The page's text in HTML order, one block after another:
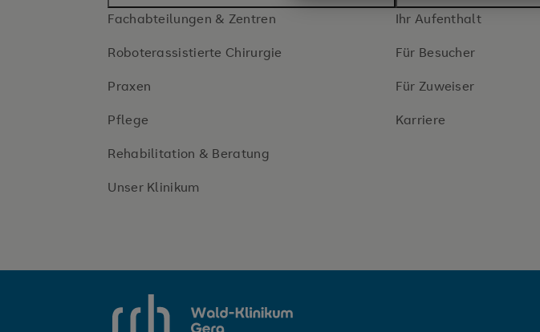
Fachabteilungen & Zentren
Roboterassistierte Chirurgie
Praxen
Pflege
Rehabilitation & Beratung
Unser Klinikum
Ihr Aufenthalt
Für Besucher
Für Zuweiser
Karriere